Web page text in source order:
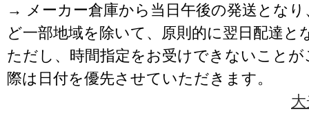
→ メーカー倉庫から当日午後の発送となり
ど一部地域を除いて、原則的に翌日配達と
ただし、時間指定をお受けできないこと
際は日付を優先させていただきます。